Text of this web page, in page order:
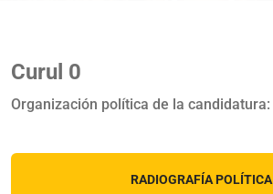
Curul 0
Organización política de la candidatura:
RADIOGRAFÍA POLÍTICA